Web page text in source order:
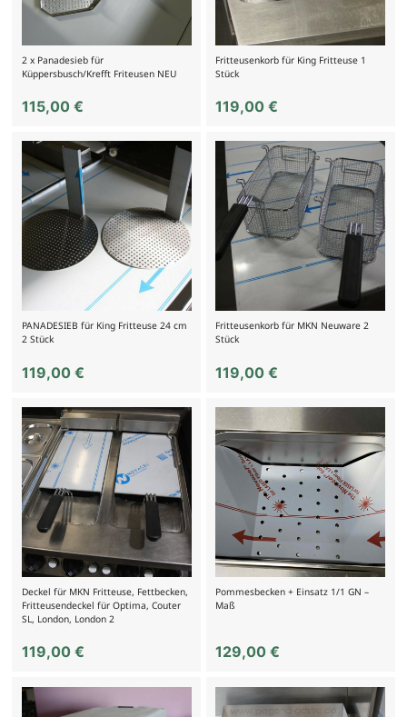
2 x Panadesieb für
Küppersbusch/Krefft Friteusen NEU
115,00 €
Fritteusenkorb für King Fritteuse 1
Stück
119,00€
PANADESIEB für King Fritteuse 24 cm
2 Stück
119,00 €
Fritteusenkorb für MKN Neuware 2
Stück
119,00€
Deckel für MKN Fritteuse, Fettbecken,
Fritteusendeckel für Optima, Couter
SL, London, London 2
119,00 €
Pommesbecken + Einsatz 1/1 GN –
Maß
129,00€